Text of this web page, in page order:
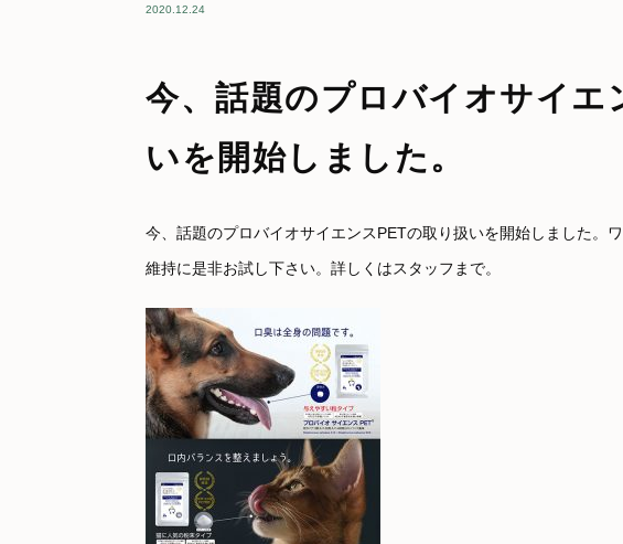
2020.12.24
今、話題のプロバイオサイエ
いを開始しました。
今、話題のプロバイオサイエンスPETの取り扱いを開始しました。
維持に是非お試し下さい。詳しくはスタッフまで。